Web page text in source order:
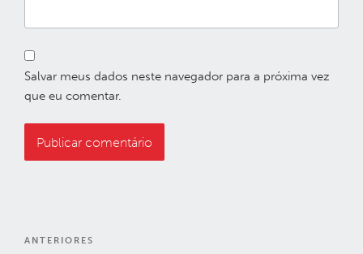
Salvar meus dados neste navegador para a próxima vez
que eu comentar.
Navegação
Post
ANTERIORES